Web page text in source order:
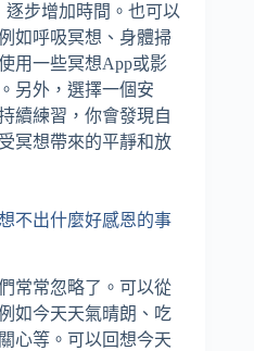
逐步增加時間。也可以
如呼吸冥想、身體掃
用一些冥想App或影
另外，選擇一個安
續練習，你會發現自
冥想帶來的平靜和放
不出什麼好感恩的事
常常忽略了。可以從
如今天天氣晴朗、吃
心等。可以回想今天